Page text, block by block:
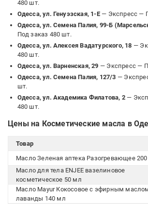
480 шт.
Одесса, ул. Генуэзская, 1-Е— Экспресс —
Одесса, ул. Семена Палия, 99-Б
Под заказ 480 шт.
Одесса, ул. Алексея Вадатурского, 18 —
480 шт.
Одесса, ул. Варненская, 29 — Экспресс —
Одесса, ул. Семена Палия, 127/3 —
шт.
Одесса, ул. Академика Филатова, 2 —
480 шт.
Цены на Косметические масла в
Товар
Масло Зеленая аптека Разогревающее
Масло для тела ENJEE вазелиновое
косметическое 50 мл
Масло Mayur Кокосовое с эфирным
лаванды 140 мл